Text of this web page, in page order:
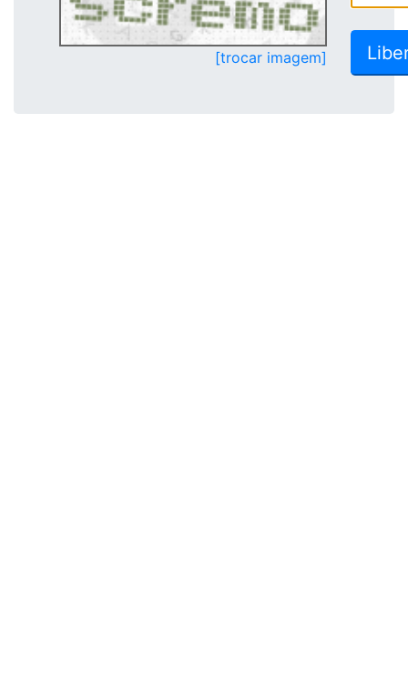
[trocar imagem]